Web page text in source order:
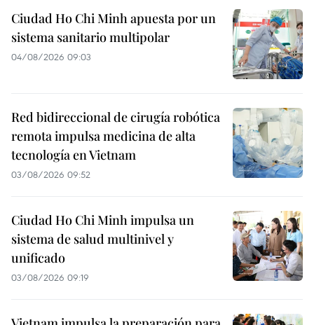
Ciudad Ho Chi Minh apuesta por un
sistema sanitario multipolar
04/08/2026 09:03
Red bidireccional de cirugía robótica
remota impulsa medicina de alta
tecnología en Vietnam
03/08/2026 09:52
Ciudad Ho Chi Minh impulsa un
sistema de salud multinivel y
unificado
03/08/2026 09:19